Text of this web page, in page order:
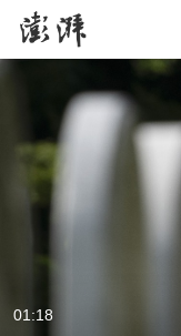
01:18